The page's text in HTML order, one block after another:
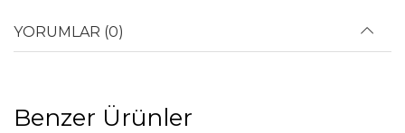
YORUMLAR (0)
Benzer Ürünler